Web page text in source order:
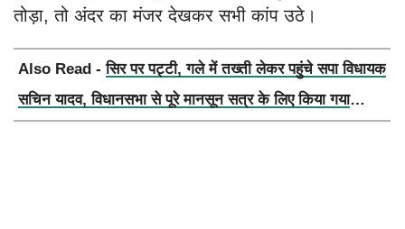
तोड़ा, तो अंदर का मंजर देखकर सभी कांप उठे।
Also Read -सिर पर पट्टी, गले में तख्ती लेकर पहुंचे सपा विधायक
सचिन यादव, विधानसभा से पूरे मानसून सत्र के लिए किया गया